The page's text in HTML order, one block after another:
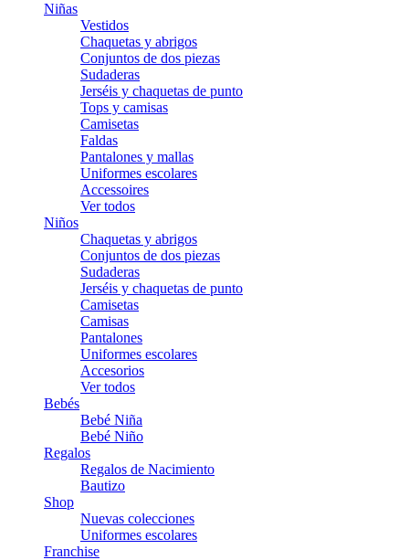
Niñas
Vestidos
Chaquetas y abrigos
Conjuntos de dos piezas
Sudaderas
Jerséis y chaquetas de punto
Tops y camisas
Camisetas
Faldas
Pantalones y mallas
Uniformes escolares
Accessoires
Ver todos
Niños
Chaquetas y abrigos
Conjuntos de dos piezas
Sudaderas
Jerséis y chaquetas de punto
Camisetas
Camisas
Pantalones
Uniformes escolares
Accesorios
Ver todos
Bebés
Bebé Niña
Bebé Niño
Regalos
Regalos de Nacimiento
Bautizo
Shop
Nuevas colecciones
Uniformes escolares
Franchise